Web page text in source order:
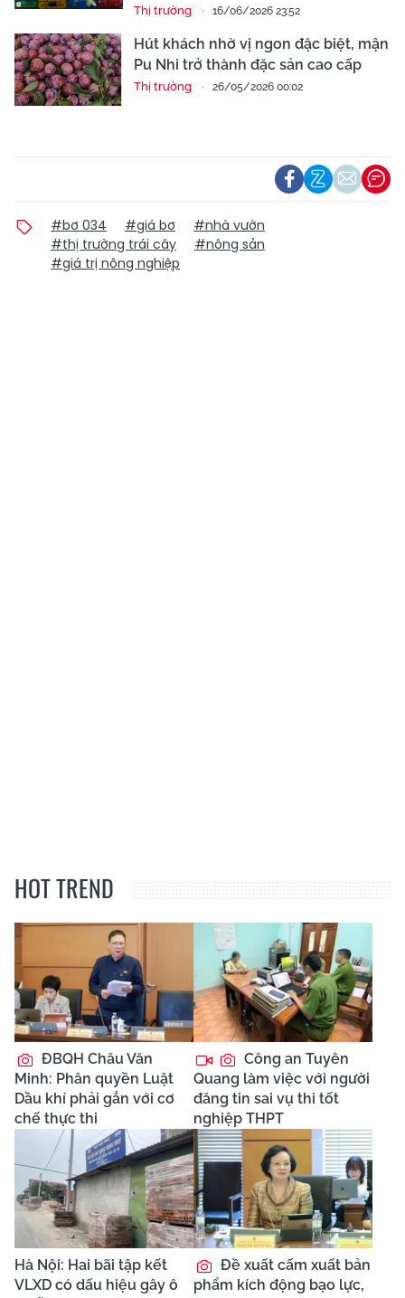
Thị trường 16/06/2026 23:52
Hút khách nhờ vị ngon đặc biệt, mận
Pu Nhi trở thành đặc sản cao cấp
Thị trường 26/05/2026 00:02
#bơ 034 #giá bơ
#nhà vườn
#thị trường trái cây
#nông sản
#giá trị nông nghiệp
HOT TREND
ĐBQH Châu Văn
Minh: Phân quyền Luật
Dầu khí phải gắn với cơ
chế thực thi
Công an Tuyên
Quang làm việc với người
đăng tin sai vụ thi tốt
nghiệp THPT
Hà Nội: Hai bãi tập kết
VLXD có dấu hiệu gây ô
Đề xuất cấm xuất bản
phẩm kích động bạo lực,